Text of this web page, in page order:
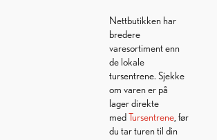
Nettbutikken har
bredere
varesortiment enn
de lokale
tursentrene. Sjekke
om varen er på
lager direkte
medTursentrene, før
du tar turen til din